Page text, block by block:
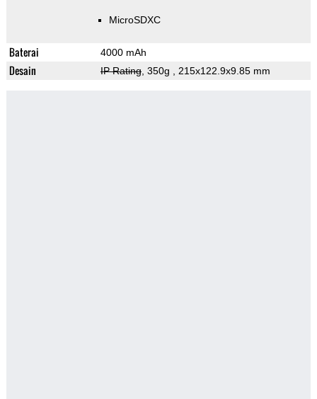
MicroSDXC
Baterai 4000 mAh
Desain IP Rating, 350g , 215x122.9x9.85 mm